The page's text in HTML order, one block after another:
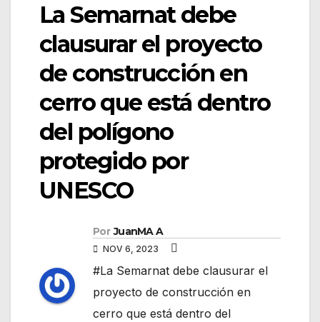
La Semarnat debe
clausurar el proyecto
de construcción en
cerro que está dentro
del polígono
protegido por
UNESCO
Por JuanMA A
NOV 6, 2023
#La Semarnat debe clausurar el
proyecto de construcción en
cerro que está dentro del